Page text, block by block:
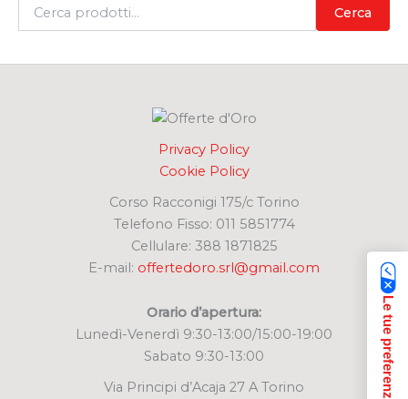
Cerca
Privacy Policy
Cookie Policy
Corso Racconigi 175/c Torino
Telefono Fisso: 011 5851774
Cellulare: 388 1871825
E-mail: offertedoro.srl@gmail.com
Orario d’apertura:
Lunedì-Venerdì 9:30-13:00/15:00-19:00
Sabato 9:30-13:00
Via Principi d’Acaja 27 A Torino